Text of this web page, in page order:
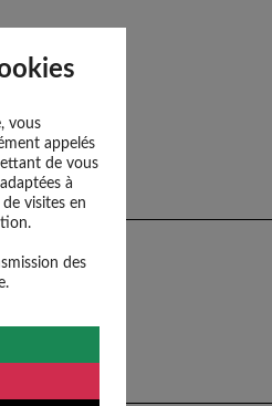
vous
appelés
de vous
à
visites en
des